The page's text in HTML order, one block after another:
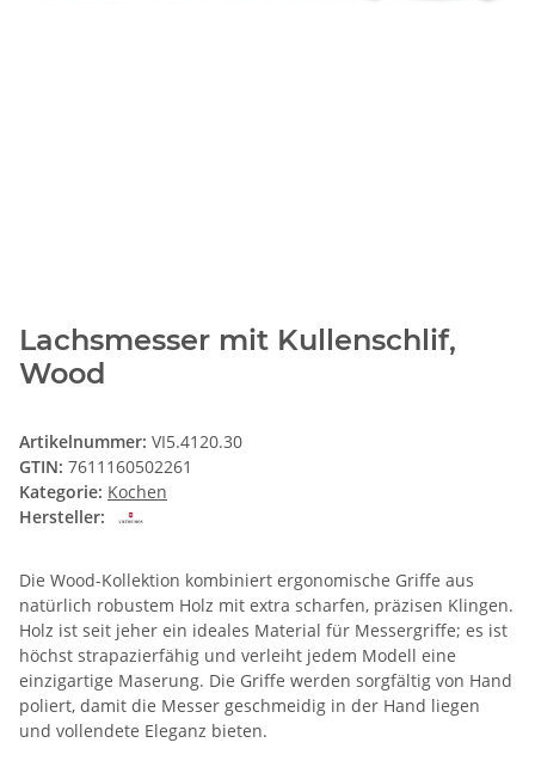
Lachsmesser mit Kullenschlif,
Wood
Artikelnummer: VI5.4120.30
GTIN: 7611160502261
Kategorie: Kochen
Hersteller:
Die Wood-Kollektion kombiniert ergonomische Griffe aus
natürlich robustem Holz mit extra scharfen, präzisen Klingen.
Holz ist seit jeher ein ideales Material für Messergriffe; es ist
höchst strapazierfähig und verleiht jedem Modell eine
einzigartige Maserung. Die Griffe werden sorgfältig von Hand
poliert, damit die Messer geschmeidig in der Hand liegen
und vollendete Eleganz bieten.